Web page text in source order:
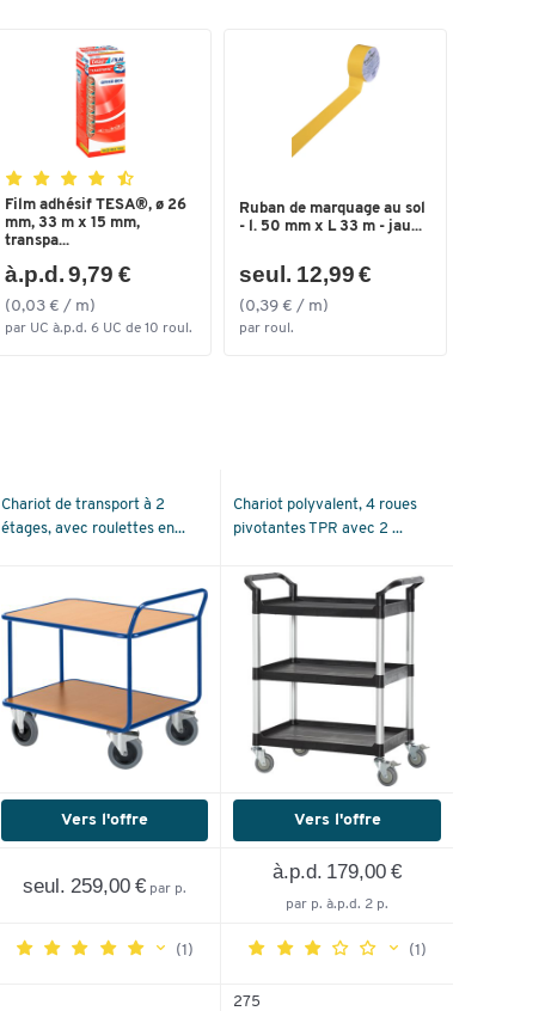
Film adhésif TESA®, ø 26
mm, 33 m x 15 mm,
transpa...
à.p.d. 9,79 €
(0,03 € / m)
par UC à.p.d. 6 UC de 10 roul.
Ruban de marquage au sol
- l. 50 mm x L 33 m - jau...
seul. 12,99 €
(0,39 € / m)
par roul.
Chariot de transport à 2
étages, avec roulettes en...
Chariot polyvalent, 4 roues
pivotantes TPR avec 2 ...
Vers l'offre Vers l'offre
seul. 259,00 € par p.
à.p.d. 179,00 €
par p. à.p.d. 2 p.
(1) (1)
275